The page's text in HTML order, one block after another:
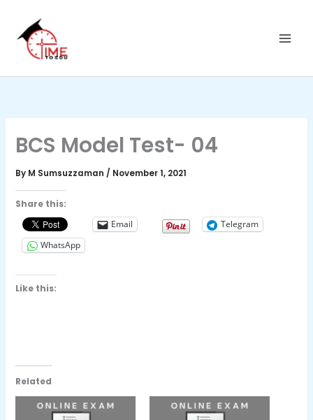
content
BCS Model Test- 04
By M Sumsuzzaman/ November 1, 2021
Share this:
Email
Telegram
WhatsApp
Like this:
Related
t
o
e